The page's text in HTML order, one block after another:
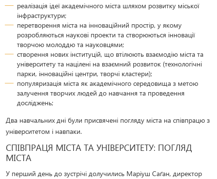
реалізація ідеї академічного міста шляхом розвитку міської
інфраструктури;
перетворення міста на інноваційний простір, у якому
розробляються наукові проекти та створюються інновації
творчою молоддю та науковцями;
створення нових інституцій, що втілюють взаємодію міста та
університету та націлені на взаємний розвиток (технологічні
парки, інноваційні центри, творчі кластери);
популяризація міста як академічного середовища з метою
залучення творчих людей до навчання та проведення
досліджень;
Два навчальних дні були присвячені погляду міста на співпрацю з
університетом і навпаки.
СПІВПРАЦЯ МІСТА ТА УНІВЕРСИТЕТУ: ПОГЛЯД
МІСТА
У перший день до зустрічі долучились Маріуш Саґан, директор